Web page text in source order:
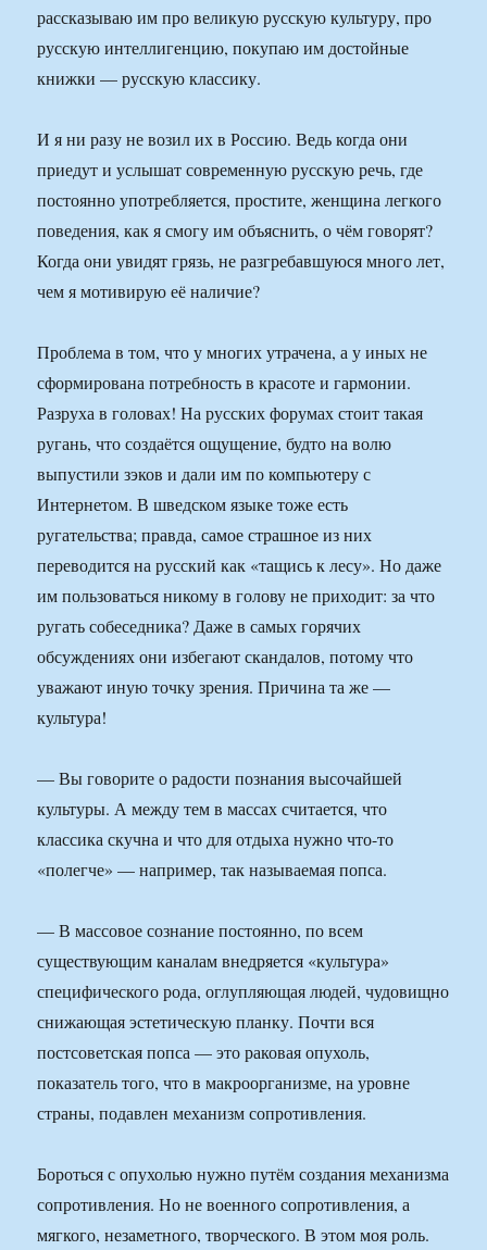
рассказываю им про великую русскую культуру, про
русскую интеллигенцию, покупаю им достойные
книжки — русскую классику.
И я ни разу не возил их в Россию. Ведь когда они
приедут и услышат современную русскую речь, где
постоянно употребляется, простите, женщина легкого
поведения, как я смогу им объяснить, о чём говорят?
Когда они увидят грязь, не разгребавшуюся много лет,
чем я мотивирую её наличие?
Проблема в том, что у многих утрачена, а у иных не
сформирована потребность в красоте и гармонии.
Разруха в головах! На русских форумах стоит такая
ругань, что создаётся ощущение, будто на волю
выпустили зэков и дали им по компьютеру с
Интернетом. В шведском языке тоже есть
ругательства; правда, самое страшное из них
переводится на русский как «тащись к лесу». Но даже
им пользоваться никому в голову не приходит: за что
ругать собеседника? Даже в самых горячих
обсуждениях они избегают скандалов, потому что
уважают иную точку зрения. Причина та же —
культура!
— Вы говорите о радости познания высочайшей
культуры. А между тем в массах считается, что
классика скучна и что для отдыха нужно что-то
«полегче» — например, так называемая попса.
— В массовое сознание постоянно, по всем
существующим каналам внедряется «культура»
специфического рода, оглупляющая людей, чудовищно
снижающая эстетическую планку. Почти вся
постсоветская попса — это раковая опухоль,
показатель того, что в макроорганизме, на уровне
страны, подавлен механизм сопротивления.
Бороться с опухолью нужно путём создания механизма
сопротивления. Но не военного сопротивления, а
мягкого, незаметного, творческого. В этом моя роль.